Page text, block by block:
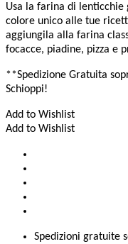
Usa la farina di lenticchie
colore unico alle tue
aggiungila alla farina
focacce, piadine, pizza e
**Spedizione Gratuita
Schioppi!
Add to Wishlist
Add to Wishlist
Spedizioni gratuite